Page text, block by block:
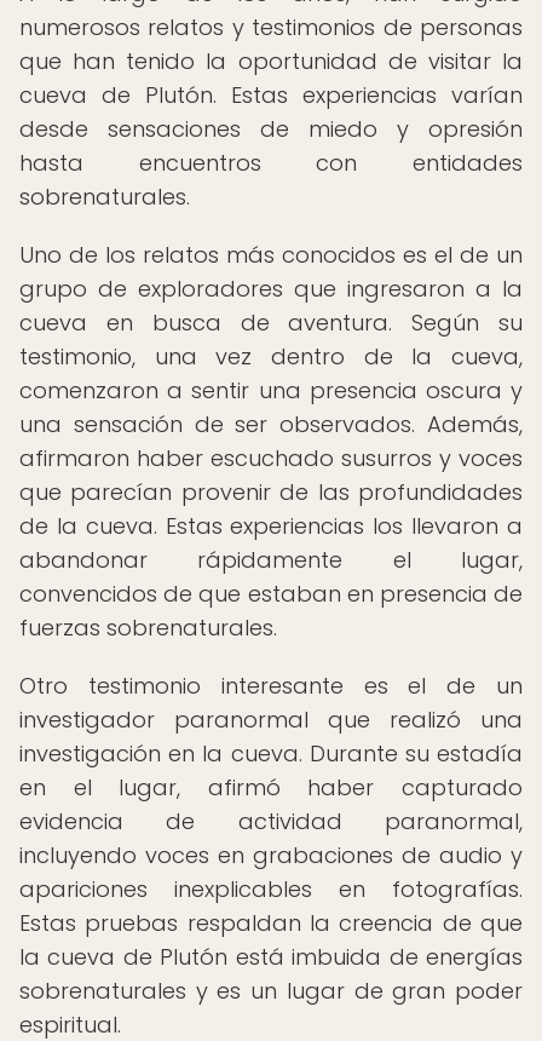
numerosos relatos y testimonios de personas
que han tenido la oportunidad de visitar la
cueva de Plutón. Estas experiencias varían
desde sensaciones de miedo y opresión
hasta encuentros con entidades
sobrenaturales.
Uno de los relatos más conocidos es el de un
grupo de exploradores que ingresaron a la
cueva en busca de aventura. Según su
testimonio, una vez dentro de la cueva,
comenzaron a sentir una presencia oscura y
una sensación de ser observados. Además,
afirmaron haber escuchado susurros y voces
que parecían provenir de las profundidades
de la cueva. Estas experiencias los llevaron a
abandonar rápidamente el lugar,
convencidos de que estaban en presencia de
fuerzas sobrenaturales.
Otro testimonio interesante es el de un
investigador paranormal que realizó una
investigación en la cueva. Durante su estadía
en el lugar, afirmó haber capturado
evidencia de actividad paranormal,
incluyendo voces en grabaciones de audio y
apariciones inexplicables en fotografías.
Estas pruebas respaldan la creencia de que
la cueva de Plutón está imbuida de energías
sobrenaturales y es un lugar de gran poder
espiritual.